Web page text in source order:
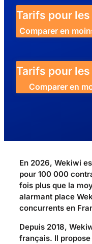
Tarifs pour
Comparer en
Tarifs pour
Comparer en
En 2026, Wekiwi
pour 100 000
fois plus que la
alarmant place
concurrents en
Depuis 2018,
français. Il